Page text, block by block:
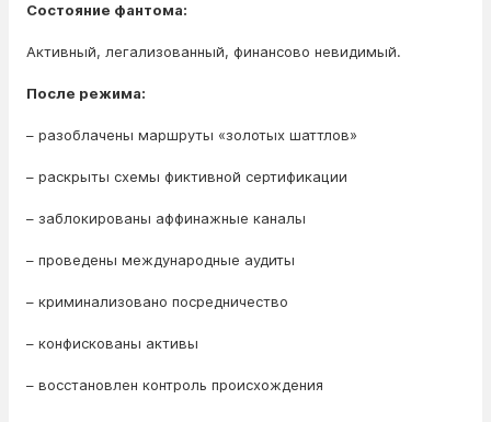
Состояние фантома:
Активный, легализованный, финансово невидимый.
После режима:
– разоблачены маршруты «золотых шаттлов»
– раскрыты схемы фиктивной сертификации
– заблокированы аффинажные каналы
– проведены международные аудиты
– криминализовано посредничество
– конфискованы активы
– восстановлен контроль происхождения